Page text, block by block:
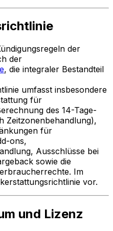
der
der
, die integraler Bestandteil
umfasst insbesondere
für
des 14-Tage-
Zeitzonenbehandlung),
für
ons,
Ausschlüsse bei
sowie die
Im
vor.
und Lizenz